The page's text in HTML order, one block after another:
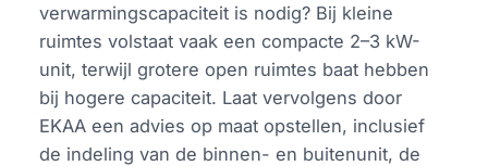
verwarmingscapaciteit is nodig? Bij kleine
ruimtes volstaat vaak een compacte 2–3 kW-
unit, terwijl grotere open ruimtes baat hebben
bij hogere capaciteit. Laat vervolgens door
EKAA een advies op maat opstellen, inclusief
de indeling van de binnen- en buitenunit, de